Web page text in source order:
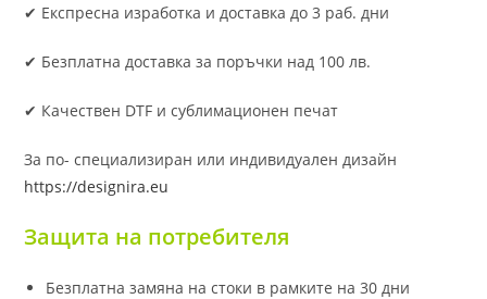
✔ Експресна изработка и доставка до 3 раб. дни
✔ Безплатна доставка за поръчки над 100 лв.
✔ Качествен DTF и сублимационен печат
За по- специализиран или индивидуален дизайн
https://designira.eu
Защита на потребителя
Безплатна замяна на стоки в рамките на 30 дни